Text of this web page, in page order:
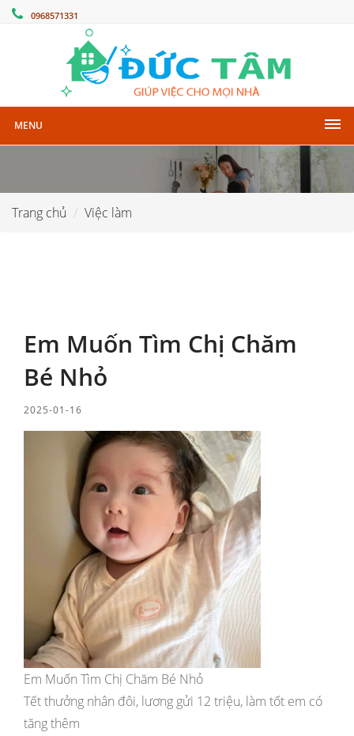
0968571331
MENU
Trang chủ Việc làm
Em Muốn Tìm Chị Chăm
Bé Nhỏ
2025-01-16
Em Muốn Tìm Chị Chăm Bé Nhỏ
Tết thưởng nhân đôi, lương gửi 12 triệu, làm tốt em có
tăng thêm